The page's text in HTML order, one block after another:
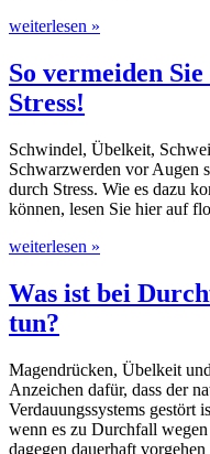
weiterlesen »
So vermeiden
Stress!
Schwindel, Übelkeit,
Schwarzwerden vor Augen
durch Stress. Wie es dazu
können, lesen Sie hier auf
weiterlesen »
Was ist bei
tun?
Magendrücken, Übelkeit
Anzeichen dafür, dass der
Verdauungssystems gestört
wenn es zu Durchfall
dagegen dauerhaft